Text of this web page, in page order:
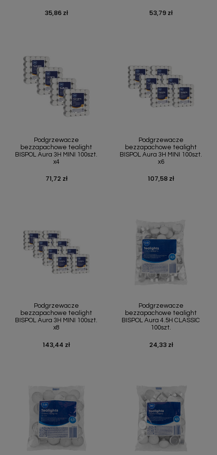
Cena
35,86 zł Cena
53,79 zł
Podgrzewacze
bezzapachowe tealight
BISPOL Aura 3H MINI 100szt.
x4
Cena
71,72 zł
Podgrzewacze
bezzapachowe tealight
BISPOL Aura 3H MINI 100szt.
x6
Cena
107,58 zł
Podgrzewacze
bezzapachowe tealight
BISPOL Aura 3H MINI 100szt.
x8
Cena
143,44 zł
Podgrzewacze
bezzapachowe tealight
BISPOL Aura 4.5H CLASSIC
100szt.
Cena
24,33 zł